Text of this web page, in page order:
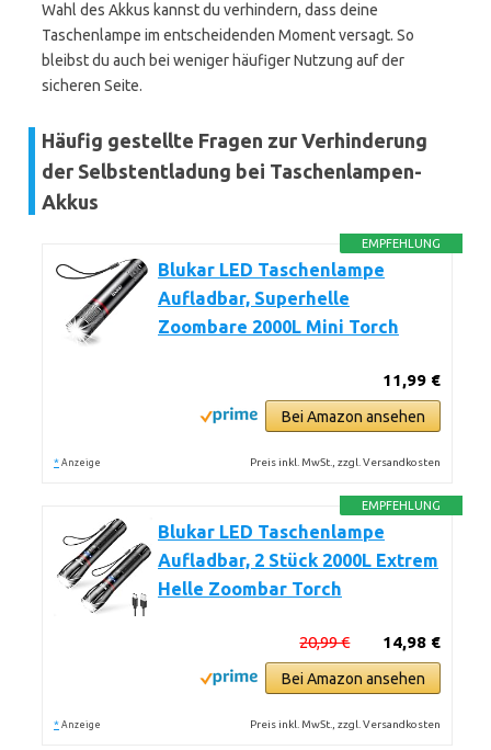
Wahl des Akkus kannst du verhindern, dass deine
Taschenlampe im entscheidenden Moment versagt. So
bleibst du auch bei weniger häufiger Nutzung auf der
sicheren Seite.
Häufig gestellte Fragen zur Verhinderung
der Selbstentladung bei Taschenlampen-
Akkus
EMPFEHLUNG
Blukar LED Taschenlampe
Aufladbar, Superhelle
Zoombare 2000L Mini Torch
11,99 €
Bei Amazon ansehen
* Anzeige Preis inkl. MwSt., zzgl. Versandkosten
EMPFEHLUNG
Blukar LED Taschenlampe
Aufladbar, 2 Stück 2000L Extrem
Helle Zoombar Torch
14,98 €
20,99 €
Bei Amazon ansehen
* Anzeige Preis inkl. MwSt., zzgl. Versandkosten